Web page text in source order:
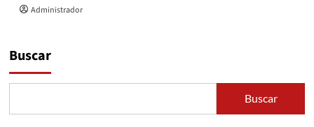
Administrador
Buscar
Buscar